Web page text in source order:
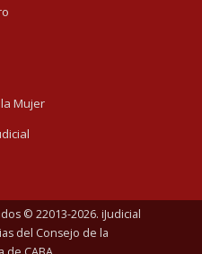
Mujer
© 22013-2026. iJudicial
del Consejo de la